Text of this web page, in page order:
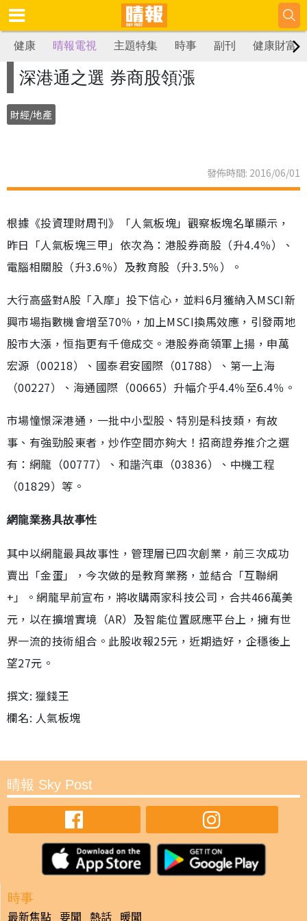
健康 晴報電視 主題特集 時事 副刊 健康財富
深港通之選 券商股領漲
財經/地產
發佈時間: 2016/06/01
根據《投資理財周刊》「人氣板塊」觀察板塊名單顯示，
昨日「人氣板塊三甲」依次為：港股券商股（升4.4％）、
電腦相關股（升3.6％）及教育股（升3.5％）。
大行高盛對A股「入摩」投下信心，並料6月獲納入MSCI新
興市場指數機會增至70％，加上MSCI換馬效應，引發兩地
股市大漲，恒指更有千億成交。港股券商領軍上揚，申萬
宏源（00218）、國泰君安國際（01788）、第一上海
（00227）、海通國際（00665）升幅介乎4.4％至6.4％。
市場憧憬深港通，一批中小型股、特別是科技類，有故
事、有強勁股東者，炒作空間亦夠大！招商證券推介之選
有：網龍（00777）、和諧汽車（03836）、中機工程
（01829）等。
網龍業務具故事性
其中以網龍最具故事性，管理層已四次創業，前三次成功
賣出「金蛋」，今次做的是教育業務，並結合「互聯網
+」。網龍早前宣布，將收購兩家科技公司，合共466萬美
元，以在擴增實境（AR）及智能位置感應平台上，擁有世
界一流的技術組合。此股收報25元，近期造好，企穩後上
望27元。
撰文: 獵錢王
欄名: 人氣板塊
晴報 Sky Post
時事
最新焦點 要聞 熱話 暖聞